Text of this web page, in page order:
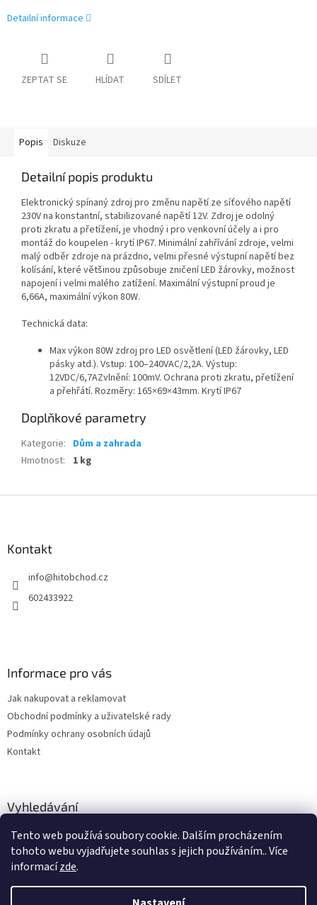
Tento web používá soubory cookie. Dalším procházením
tohoto webu vyjadřujete souhlas s jejich používáním.. Více
informacízde.
Detailní informace
ZEPTAT SE HLÍDAT SDÍLET
Popis Diskuze
Detailní popis produktu
Elektronický spínaný zdroj pro změnu napětí ze síťového napětí
230V na konstantní, stabilizované napětí 12V. Zdroj je odolný
proti zkratu a přetížení, je vhodný i pro venkovní účely a i pro
montáž do koupelen - krytí IP67. Minimální zahřívání zdroje, velmi
malý odběr zdroje na prázdno, velmi přesné výstupní napětí bez
kolísání, které většinou způsobuje zničení LED žárovky, možnost
napojení i velmi malého zatížení. Maximální výstupní proud je
6,66A, maximální výkon 80W.
Technická data:
Max výkon 80W zdroj pro LED osvětlení (LED žárovky, LED
pásky atd.). Vstup: 100–240VAC/2,2A. Výstup:
12VDC/6,7AZvlnění: 100mV. Ochrana proti zkratu, přetížení
a přehřátí. Rozměry: 165×69×43mm. Krytí IP67
Doplňkové parametry
Kategorie: Dům a zahrada
Hmotnost: 1 kg
Kontakt
info@hitobchod.cz
602433922
Informace pro vás
Jak nakupovat a reklamovat
Obchodní podmínky a uživatelské rady
Podmínky ochrany osobních údajů
Kontakt
Vyhledávání
HLEDAT